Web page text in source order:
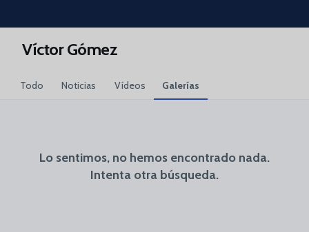
Skip to main content
Víctor Gómez
Todo Noticias Vídeos Galerías
Lo sentimos, no hemos encontrado nada.
Intenta otra búsqueda.